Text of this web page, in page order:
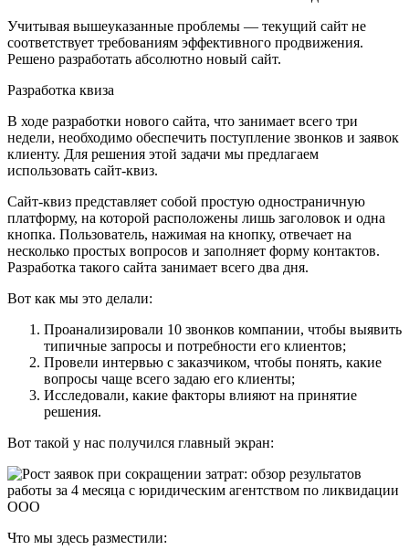
Учитывая вышеуказанные проблемы — текущий сайт не
соответствует требованиям эффективного продвижения.
Решено разработать абсолютно новый сайт.
Разработка квиза
В ходе разработки нового сайта, что занимает всего три
недели, необходимо обеспечить поступление звонков и заявок
клиенту. Для решения этой задачи мы предлагаем
использовать сайт-квиз.
Сайт-квиз представляет собой простую одностраничную
платформу, на которой расположены лишь заголовок и одна
кнопка. Пользователь, нажимая на кнопку, отвечает на
несколько простых вопросов и заполняет форму контактов.
Разработка такого сайта занимает всего два дня.
Вот как мы это делали:
Проанализировали 10 звонков компании, чтобы выявить
типичные запросы и потребности его клиентов;
Провели интервью с заказчиком, чтобы понять, какие
вопросы чаще всего задаю его клиенты;
Исследовали, какие факторы влияют на принятие
решения.
Вот такой у нас получился главный экран:
Что мы здесь разместили: